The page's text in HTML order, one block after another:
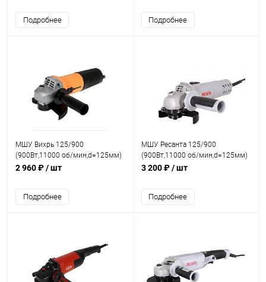
Подробнее Подробнее
МШУ Вихрь 125/900
(900Вт,11000 об/мин,d=125мм)
2 960 ₽/ шт
Подробнее
МШУ Ресанта 125/900
(900Вт,11000 об/мин,d=125мм)
3 200 ₽/ шт
Подробнее